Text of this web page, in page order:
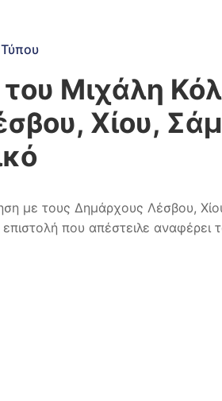
Τύπου
Μιχάλη
Χίου,
με τους Δημάρχους Λέσβου,
που απέστειλε αναφέρει